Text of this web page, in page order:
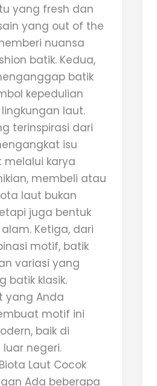
yang fresh dan
yang out of the
nuansa
batik. Kedua,
batik
kepedulian
laut.
terinspirasi dari
isu
karya
membeli atau
laut bukan
juga bentuk
Ketiga, dari
motif, batik
variasi yang
batik klasik.
yang Anda
motif ini
baik di
negeri.
Laut Cocok
Ada beberapa